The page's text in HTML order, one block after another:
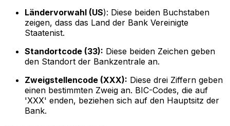
Ländervorwahl (US): Diese beiden Buchstaben
zeigen, dass das Land der Bank Vereinigte
Staatenist.
Standortcode (33): Diese beiden Zeichen geben
den Standort der Bankzentrale an.
Zweigstellencode (XXX): Diese drei Ziffern geben
einen bestimmten Zweig an. BIC-Codes, die auf
'XXX' enden, beziehen sich auf den Hauptsitz der
Bank.